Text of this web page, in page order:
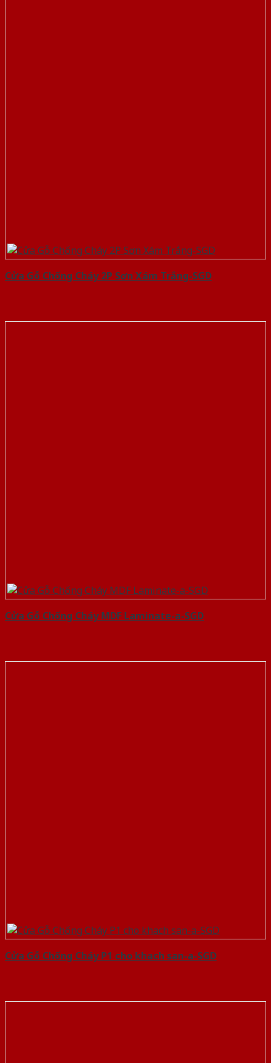
Cửa Gỗ Chống Cháy 2P Sơn Xám Trắng-SGD
Cửa Gỗ Chống Cháy MDF Laminate-a-SGD
Cửa Gỗ Chống Cháy P1 cho khach san-a-SGD